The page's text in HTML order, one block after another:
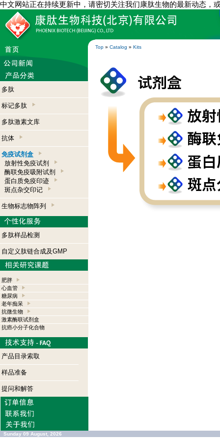
中文网站正在持续更新中，请密切关注我们康肽生物的最新动态，
Top » Catalog » Kits
多肽
标记多肽
多肽激素文库
抗体
免疫试剂盒
放射性免疫试剂
酶联免疫吸附试剂
蛋白质免疫印迹
斑点杂交印记
生物标志物阵列
多肽样品检测
自定义肽链合成及GMP
肥胖
心血管
糖尿病
老年痴呆
抗微生物
激素酶联试剂盒
抗癌小分子化合物
产品目录索取
样品准备
提问和解答
Sunday 09 August, 2026